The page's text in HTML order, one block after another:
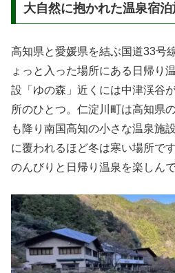
大自然に抱かれた温泉宿泊
高知県と愛媛県を結ぶ国道33号
ょっと入った場所にある日帰り
設「ゆの森」近くには中津渓谷
所のひとつ。仁淀川町は高知県
も降り南国高知の小さな温泉施
に覆われるほど冬は寒い場所で
のんびりと日帰り温泉を楽しんで